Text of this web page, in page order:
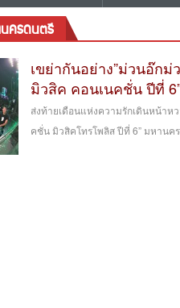
ครดนตรี
เขย่ากันอย่าง”ม่วนอ๊กม่
มิวสิค คอนเนคชั่น ปีที่
ส่งท้ายเดือนแห่งความรักเดินหน้าห
คชั่น มิวสิคโทรโพลิส ปีที่ 6” มหานค